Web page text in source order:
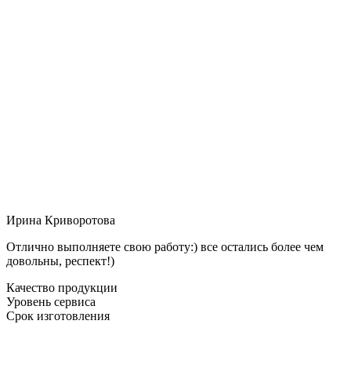
Ирина Криворотова
Отлично выполняете свою работу:) все остались более чем
довольны, респект!)
Качество продукции
Уровень сервиса
Срок изготовления